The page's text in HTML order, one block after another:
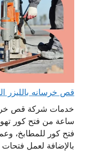
قص خرسانه بالليزر الكويت 65932555
ساعة من فتح كور
فتح كور للمطابخ،
بالإضافة لعمل